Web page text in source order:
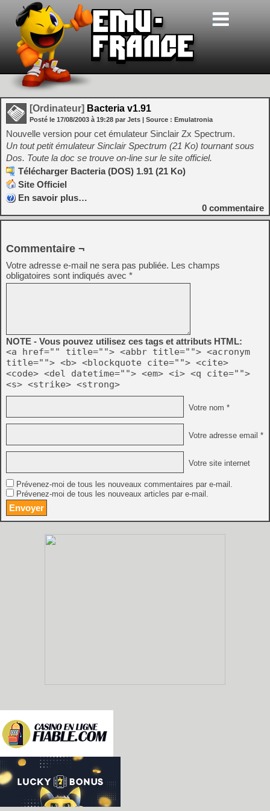
[Ordinateur] Bacteria v1.91
Posté le 17/08/2003 à 19:28 par Jets | Source : Emulatronia
Nouvelle version pour cet émulateur Sinclair Zx Spectrum.
Un tout petit émulateur Sinclair Spectrum (21 Ko) tournant sous
Dos. Toute la doc se trouve on-line sur le site officiel.
Télécharger Bacteria (DOS) 1.91 (21 Ko)
Site Officiel
En savoir plus…
0 commentaire
Commentaire ¬
Votre adresse e-mail ne sera pas publiée. Les champs
obligatoires sont indiqués avec *
NOTE - Vous pouvez utilisez ces tags et attributs HTML:
<a href="" title=""> <abbr title=""> <acronym
title=""> <b> <blockquote cite=""> <cite>
<code> <del datetime=""> <em> <i> <q cite="">
<s> <strike> <strong>
Votre nom *
Votre adresse email *
Votre site internet
Prévenez-moi de tous les nouveaux commentaires par e-mail.
Prévenez-moi de tous les nouveaux articles par e-mail.